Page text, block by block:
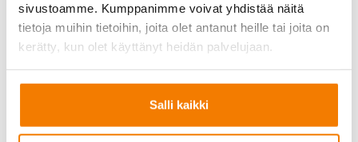
sivustoamme. Kumppanimme voivat yhdistää näitä
tietoja muihin tietoihin, joita olet antanut heille tai joita on
kerätty, kun olet käyttänyt heidän palvelujaan.
Salli kaikki
Haluan lisätietoja